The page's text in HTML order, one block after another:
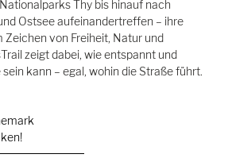
Thy bis hinauf nach
Ostsee aufeinandertreffen – ihre
Zeichen von Freiheit, Natur und
zeigt dabei, wie entspannt und
kann – egal, wohin die Straße führt.